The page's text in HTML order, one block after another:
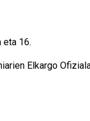
eta 16.
Elkargo